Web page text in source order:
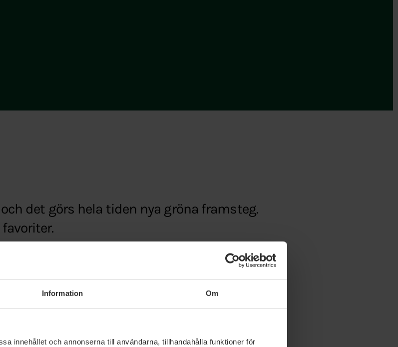
Information Om
innehållet och annonserna till användarna, tillhandahålla funktioner för
det görs hela tiden nya gröna framsteg.